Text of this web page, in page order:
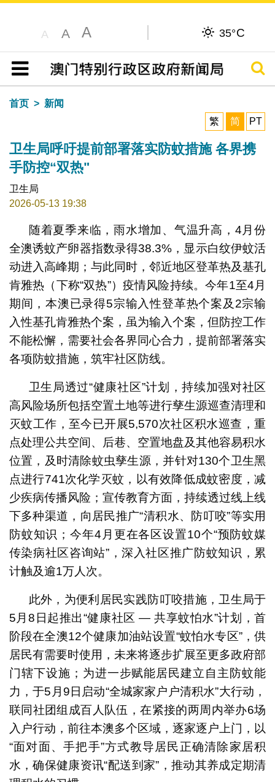
A A A 35°C
目录
搜寻
首页
新闻
繁
简 PT
卫生局呼吁提前部署落实防蚊措施 各界携
手防控“双热"
卫生局
2026-05-13 19:38
随着夏季来临，雨水增加、气温升高，4月份
全澳诱蚊产卵器指数录得38.3%，显示白纹伊蚊活
动进入高峰期；与此同时，邻近地区登革热及基孔
肯雅热（下称“双热”）疫情风险持续。今年1至4月
期间，本澳已录得5宗输入性登革热个案及2宗输
入性基孔肯雅热个案，虽为输入个案，但防控工作
不能松懈，需要社会各界同心合力，提前部署落实
各项防蚊措施，筑牢社区防线。
卫生局透过“健康社区”计划，持续加强对社区
高风险场所包括空置土地等进行孳生源巡查清理和
灭蚊工作，至今已开展5,570次社区积水巡查，重
点处理公共空间、后巷、空置地盘及其他容易积水
位置，及时清除蚊虫孳生源，并针对130个卫生黑
点进行741次化学灭蚊，以有效降低成蚊密度，减
少疾病传播风险；宣传教育方面，持续透过线上线
下多种渠道，向居民推广“清积水、防叮咬”等实用
防蚊知识；今年4月更在各区设置10个“预防蚊媒
传染病社区咨询站”，深入社区推广防蚊知识，累
计触及逾1万人次。
此外，为便利居民实践防叮咬措施，卫生局于
5月8日起推出“健康社区 — 共享蚊怕水”计划，首
阶段在全澳12个健康加油站设置“蚊怕水专区”，供
居民有需要时使用，未来将逐步扩展至更多政府部
门辖下设施；为进一步赋能居民建立自主防蚊能
力，于5月9日启动“全城家家户户清积水”大行动，
联同社团组成百人队伍，在紧接的两周内举办6场
入户行动，前往本澳多个区域，逐家逐户上门，以
“面对面、手把手”方式教导居民正确清除家居积
水，确保健康资讯“配送到家”，推动其养成定期清